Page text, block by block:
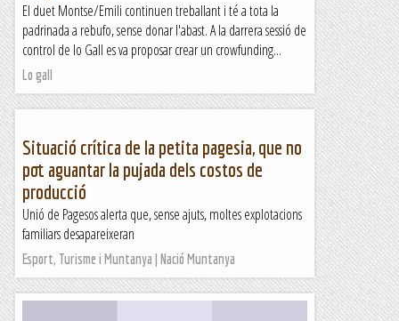
El duet Montse/Emili continuen treballant i té a tota la
padrinada a rebufo, sense donar l'abast. A la darrera sessió de
control de lo Gall es va proposar crear un crowfunding...
Lo gall
Situació crítica de la petita pagesia, que no
pot aguantar la pujada dels costos de
producció
Unió de Pagesos alerta que, sense ajuts, moltes explotacions
familiars desapareixeran
Esport, Turisme i Muntanya | Nació Muntanya